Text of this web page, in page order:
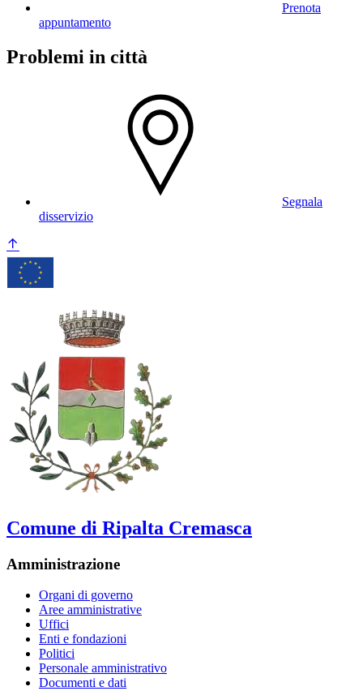
Prenota
appuntamento
Problemi in città
Segnala
disservizio
Comune di Ripalta Cremasca
Amministrazione
Organi di governo
Aree amministrative
Uffici
Enti e fondazioni
Politici
Personale amministrativo
Documenti e dati